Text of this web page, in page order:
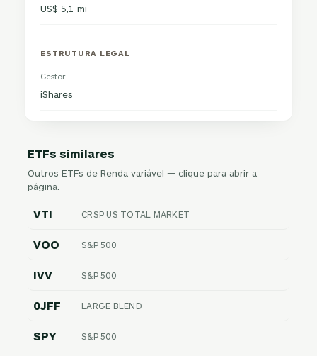
US$ 5,1 mi
ESTRUTURA LEGAL
Gestor
iShares
ETFs similares
Outros ETFs de Renda variável — clique para abrir a
página.
VTI CRSP US TOTAL MARKET
VOO S&P 500
IVV S&P 500
0JFF LARGE BLEND
SPY S&P 500